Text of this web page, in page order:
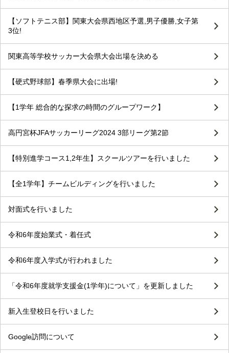
【ソフトテニス部】関東大会県西地区予選,男子優勝,女子第
3位!
関東高等学校サッカー大会県大会出場を決める
【硬式野球部】春季県大会に出場!
【1学年 総合的な探求の時間のグループワーク】
高円宮杯JFAサッカーリーグ2024 3部リーグ第2節
【特別進学コース1,2年生】スクールツアーを行いました
【全1学年】チームビルディングを行いました
対面式を行いました
令和6年度始業式・着任式
令和6年度入学式が行われました
「令和6年度就学支援金(1学年)について」を更新しました
新入生登校日を行いました
Google訪問について